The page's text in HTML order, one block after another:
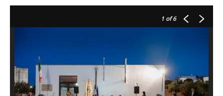
1 of 6